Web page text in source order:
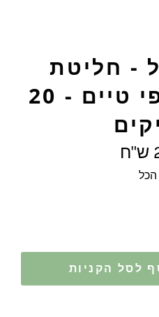
- חליטת
צמחים סליפי טיים - 20
לסל הקניות